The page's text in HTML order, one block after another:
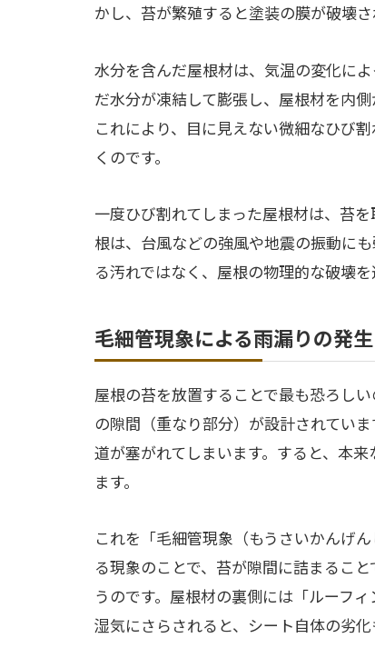
かし、苔が繁殖すると塗装の膜が破壊
水分を含んだ屋根材は、気温の変化に
だ水分が凍結して膨張し、屋根材を内
これにより、目に見えない微細なひび
くのです。
一度ひび割れてしまった屋根材は、苔
根は、台風などの強風や地震の振動に
る汚れではなく、屋根の物理的な破壊
毛細管現象による雨漏りの発
屋根の苔を放置することで最も恐ろし
の隙間（重なり部分）が設計されてい
道が塞がれてしまいます。すると、本
ます。
これを「毛細管現象（もうさいかんげ
る現象のことで、苔が隙間に詰まるこ
うのです。屋根材の裏側には「ルーフ
湿気にさらされると、シート自体の劣化